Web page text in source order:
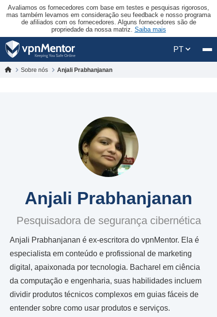
Avaliamos os fornecedores com base em testes e pesquisas rigorosos,
mas também levamos em consideração seu feedback e nosso programa
de afiliados com os fornecedores. Alguns fornecedores são de
propriedade da nossa matriz. Saiba mais
PT
Sobre nós Anjali Prabhanjanan
Anjali Prabhanjanan
Pesquisadora de segurança cibernética
Anjali Prabhanjanan é ex-escritora do vpnMentor. Ela é
especialista em conteúdo e profissional de marketing
digital, apaixonada por tecnologia. Bacharel em ciência
da computação e engenharia, suas habilidades incluem
dividir produtos técnicos complexos em guias fáceis de
entender sobre como usar produtos e serviços.